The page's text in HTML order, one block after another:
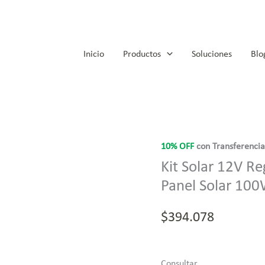
Inicio
Productos Soluciones
10% OFFcon
Kit Solar 12V
Panel Solar
$394.078